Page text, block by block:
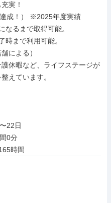
実！
成！） ※2025年度実績
なるまで取得可能。
時まで利用可能。
による）
休暇など、ライフステージが
えています。
22日
0分
時間